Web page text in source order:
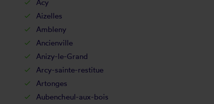
Acy
Aizelles
Ambleny
Ancienville
Anizy-le-Grand
Arcy-sainte-restitue
Artonges
Aubencheul-aux-bois